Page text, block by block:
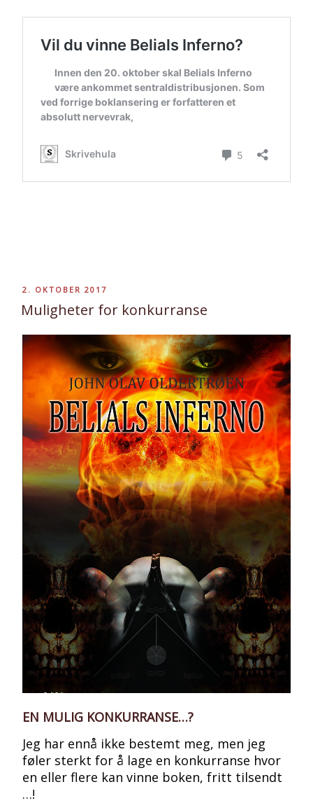
PUBLISERT
2. OKTOBER 2017
Muligheter for konkurranse
EN MULIG KONKURRANSE…?
Jeg har ennå ikke bestemt meg, men jeg
føler sterkt for å lage en konkurranse hvor
en eller flere kan vinne boken, fritt tilsendt
…!